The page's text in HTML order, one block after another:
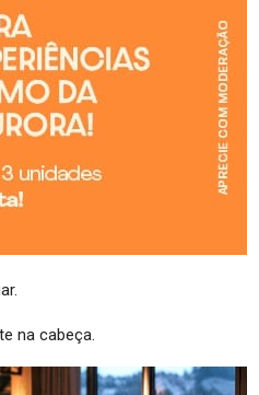
na cabeça.